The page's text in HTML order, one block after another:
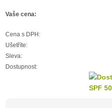
Vaše cena:
Cena s DPH:
Ušetříte:
Sleva:
Dostupnost: